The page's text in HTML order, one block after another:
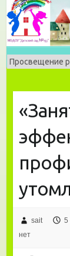
sait 5
нет